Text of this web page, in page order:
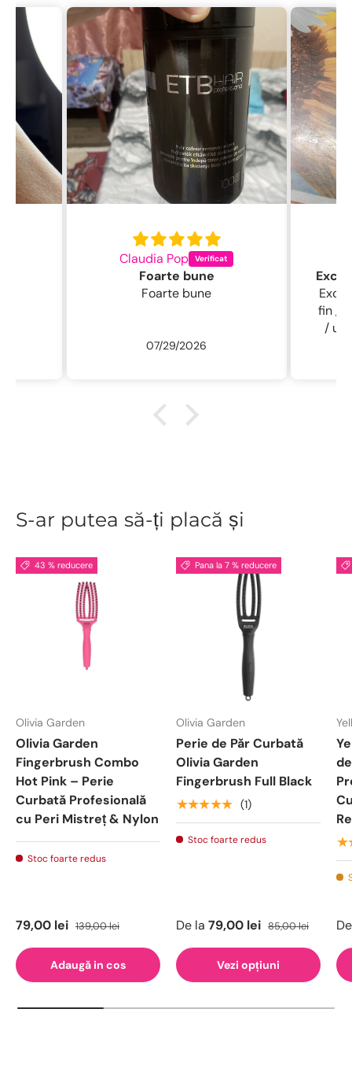
Claudia Pop
Foarte bune
Foarte bune
07/29/2026
Excelentă
fin ,
/
S-ar putea să-ți placă și
43 % reducere
Olivia Garden
Olivia Garden
Fingerbrush Combo
Hot Pink – Perie
Curbată Profesională
cu Peri Mistreț & Nylon
Stoc foarte redus
79,00 lei 139,00 lei
Adaugă in cos
Pana la 7 % reducere
Olivia Garden
Perie de Păr Curbată
Olivia Garden
Fingerbrush Full Black
★★★★★ (1)
Stoc foarte redus
De la 79,00 lei 85,00 lei
Vezi opțiuni